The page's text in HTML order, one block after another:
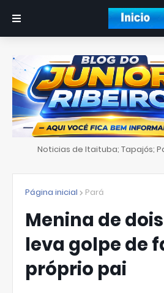
Noticias de Itaituba; Tapajós;
Página inicial Pará
Menina de
leva golpe de
próprio pai